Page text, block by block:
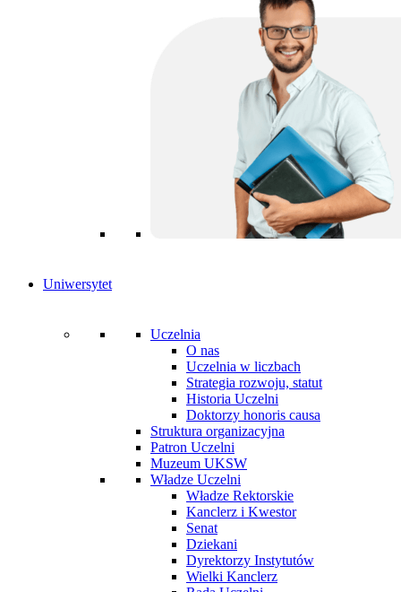
Uniwersytet
Uczelnia
O nas
Uczelnia w liczbach
Strategia rozwoju, statut
Historia Uczelni
Doktorzy honoris causa
Struktura organizacyjna
Patron Uczelni
Muzeum UKSW
Władze Uczelni
Władze Rektorskie
Kanclerz i Kwestor
Senat
Dziekani
Dyrektorzy Instytutów
Wielki Kanclerz